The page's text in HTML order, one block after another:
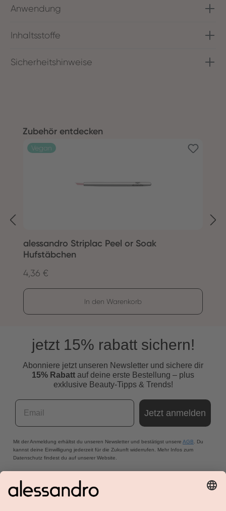
Anwendung
Inhaltsstoffe
Sicherheitshinweise
Produktgalerie überspringen
Zubehör entdecken
Vegan
alessandro Striplac Peel or Soak
Hufstäbchen
Regulärer Preis:
4,36 €
In den Warenkorb
jetzt 15% rabatt sichern!
Abonniere jetzt unseren Newsletter und sichere dir
15% Rabatt auf deine erste Bestellung – plus
exklusive Beauty-Tipps & Trends!
Email
Jetzt anmelden
Mit der Anmeldung erhältst du unseren Newsletter und bestätigst unsere AGB . Du
kannst deine Einwilligung jederzeit für die Zukunft widerrufen. Mehr Infos zum
Datenschutz findest du auf unserer Website.